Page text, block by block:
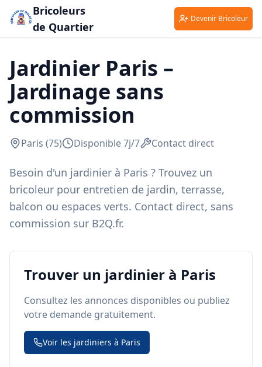
Bricoleurs
de Quartier
Devenir Bricoleur
Jardinier Paris –
Jardinage sans
commission
Paris (75) Disponible 7j/7 Contact direct
Besoin d'un jardinier à Paris ? Trouvez un
bricoleur pour entretien de jardin, terrasse,
balcon ou espaces verts. Contact direct, sans
commission sur B2Q.fr.
Trouver un jardinier à Paris
Consultez les annonces disponibles ou publiez
votre demande gratuitement.
Voir les jardiniers à Paris